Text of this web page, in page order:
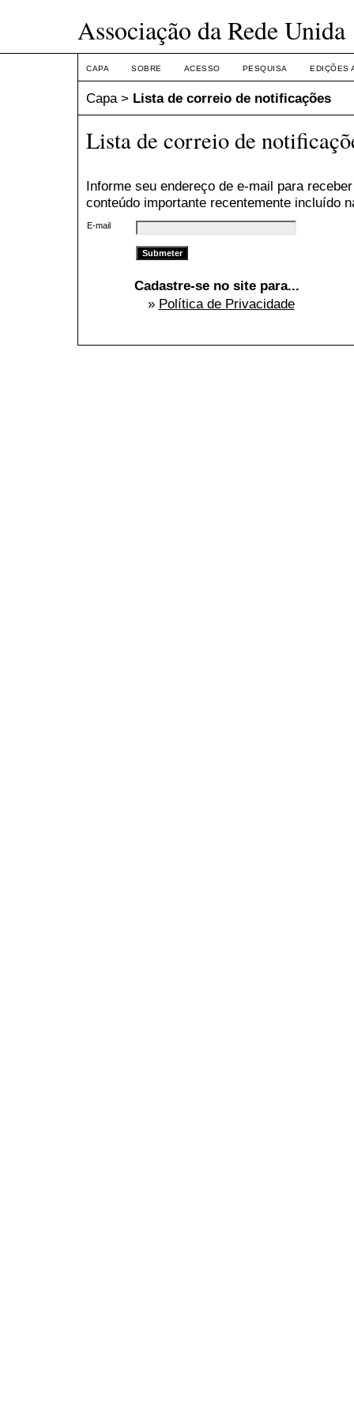
Associação da Rede Unida
CAPA SOBRE ACESSO PESQUISA EDIÇÕES
Capa> Lista de correio de notificações
Lista de correio de
Informe seu endereço de e-mail para
conteúdo importante recentemente incluído
E-mail
Cadastre-se no site para...
» Política de Privacidade